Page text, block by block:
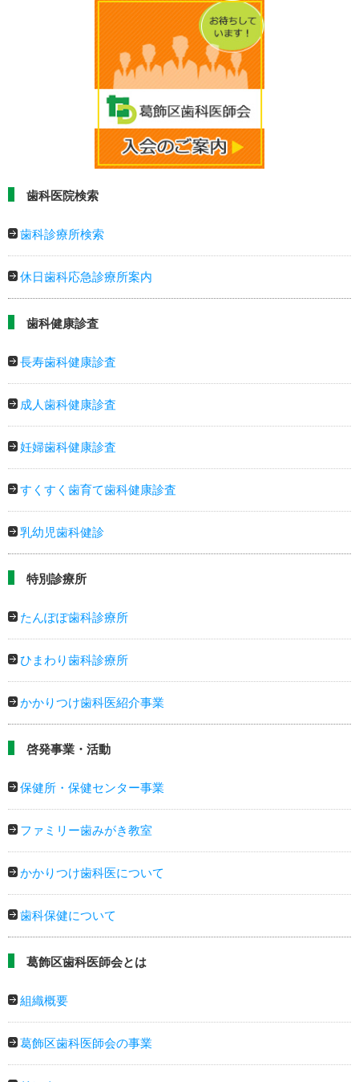
歯科医院検索
歯科診療所検索
休日歯科応急診療所案内
歯科健康診査
長寿歯科健康診査
成人歯科健康診査
妊婦歯科健康診査
すくすく歯育て歯科健康診査
乳幼児歯科健診
特別診療所
たんぽぽ歯科診療所
ひまわり歯科診療所
かかりつけ歯科医紹介事業
啓発事業・活動
保健所・保健センター事業
ファミリー歯みがき教室
かかりつけ歯科医について
歯科保健について
葛飾区歯科医師会とは
組織概要
葛飾区歯科医師会の事業